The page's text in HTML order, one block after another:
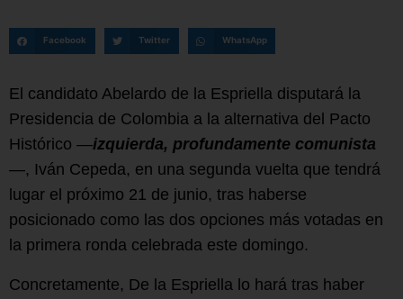
Facebook Twitter WhatsApp
El candidato Abelardo de la Espriella disputará la
Presidencia de Colombia a la alternativa del Pacto
Histórico —izquierda, profundamente comunista
—, Iván Cepeda, en una segunda vuelta que tendrá
lugar el próximo 21 de junio, tras haberse
posicionado como las dos opciones más votadas en
la primera ronda celebrada este domingo.
Concretamente, De la Espriella lo hará tras haber